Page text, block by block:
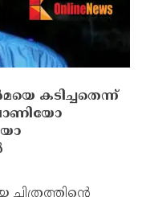
കടിച്ചതെന്ന്